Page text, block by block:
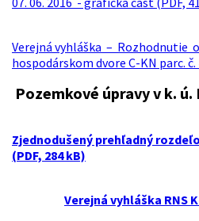
Verejná vyhláška – Rozhodnutie
hospodárskom dvore C-KN parc. č.
Pozemkové úpravy v k. ú.
Zjednodušený prehľadný
(PDF, 284 kB)
Verejná vyhláška RNS